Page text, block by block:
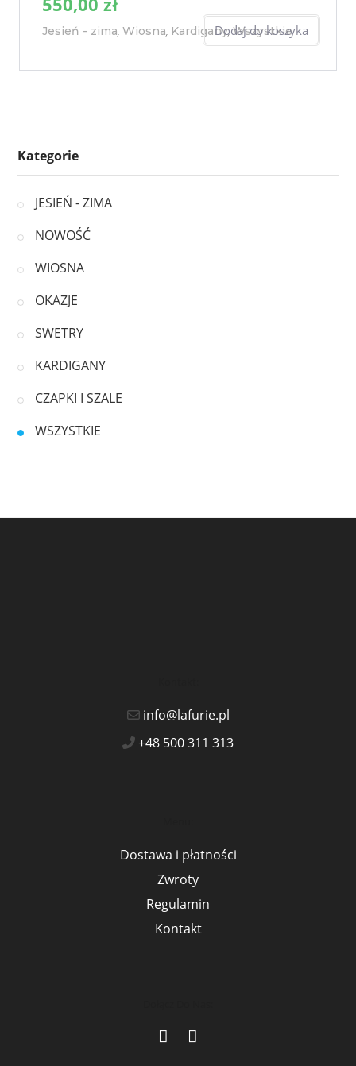
Jesień - zima,Wiosna, Kardigany,Wszystkie
Dodaj do koszyka
Kategorie
JESIEŃ - ZIMA
NOWOŚĆ
WIOSNA
OKAZJE
SWETRY
KARDIGANY
CZAPKI I SZALE
WSZYSTKIE
info@lafurie.pl
+48 500 311 313
Dostawa i płatności
Zwroty
Regulamin
Kontakt